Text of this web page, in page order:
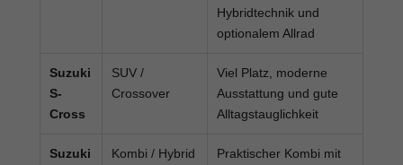
Hybridtechnik und
optionalem Allrad
Suzuki
S-
Cross
SUV /
Crossover
Viel Platz, moderne
Ausstattung und gute
Alltagstauglichkeit
Suzuki
Kombi / Hybrid
Praktischer Kombi mit